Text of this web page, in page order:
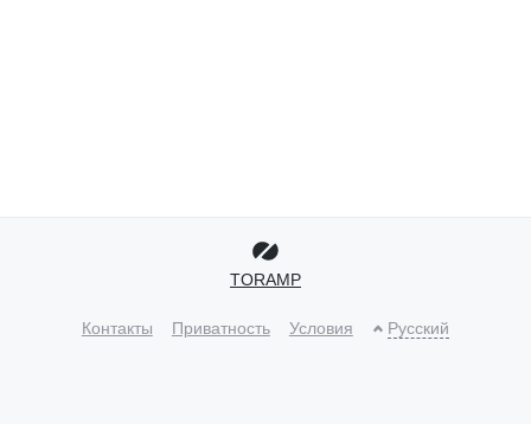
TORAMP
Контакты Приватность Условия Русский